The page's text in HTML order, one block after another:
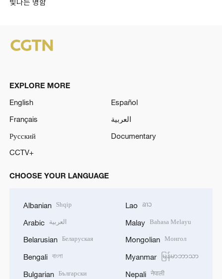
EXPLORE MORE
English
Español
Français
العربية
Русский
Documentary
CCTV+
CHOOSE YOUR LANGUAGE
Albanian Shqip
Arabic العربية
Belarusian Беларуская
Bengali বাংলা
Bulgarian Български
Lao ລາວ
Malay Bahasa Melayu
Mongolian Монгол
Myanmar မြန်မာဘာသာ
Nepali नेपाली